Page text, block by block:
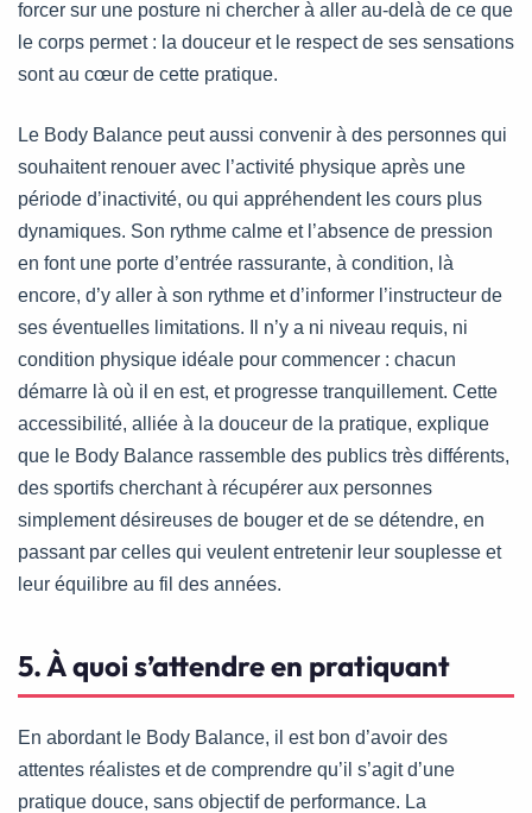
forcer sur une posture ni chercher à aller au-delà de ce que
le corps permet : la douceur et le respect de ses sensations
sont au cœur de cette pratique.
Le Body Balance peut aussi convenir à des personnes qui
souhaitent renouer avec l’activité physique après une
période d’inactivité, ou qui appréhendent les cours plus
dynamiques. Son rythme calme et l’absence de pression
en font une porte d’entrée rassurante, à condition, là
encore, d’y aller à son rythme et d’informer l’instructeur de
ses éventuelles limitations. Il n’y a ni niveau requis, ni
condition physique idéale pour commencer : chacun
démarre là où il en est, et progresse tranquillement. Cette
accessibilité, alliée à la douceur de la pratique, explique
que le Body Balance rassemble des publics très différents,
des sportifs cherchant à récupérer aux personnes
simplement désireuses de bouger et de se détendre, en
passant par celles qui veulent entretenir leur souplesse et
leur équilibre au fil des années.
5. À quoi s’attendre en pratiquant
En abordant le Body Balance, il est bon d’avoir des
attentes réalistes et de comprendre qu’il s’agit d’une
pratique douce, sans objectif de performance. La